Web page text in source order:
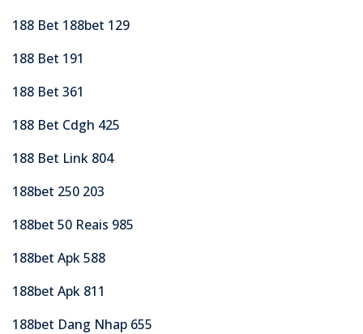
188 Bet 188bet 129
188 Bet 191
188 Bet 361
188 Bet Cdgh 425
188 Bet Link 804
188bet 250 203
188bet 50 Reais 985
188bet Apk 588
188bet Apk 811
188bet Dang Nhap 655